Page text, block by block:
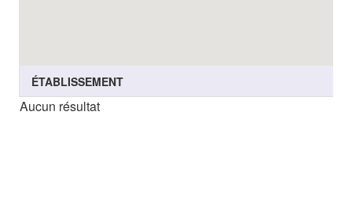
ÉTABLISSEMENT
Aucun résultat